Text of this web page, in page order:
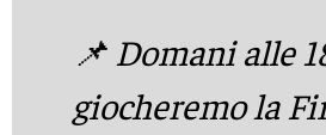
📌 Domani alle
giocheremo la